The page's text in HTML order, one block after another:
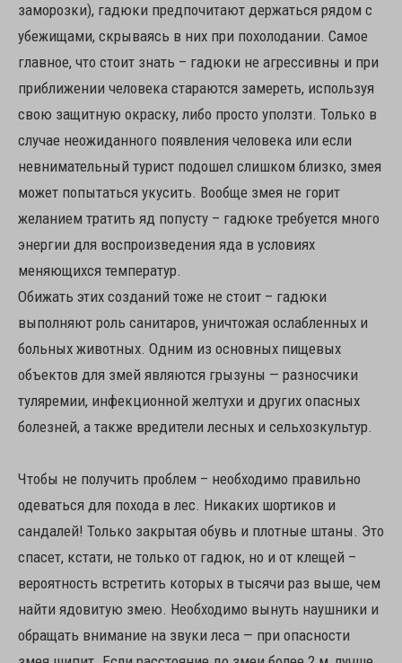
заморозки), гадюки предпочитают держаться рядом с
убежищами, скрываясь в них при похолодании. Самое
главное, что стоит знать – гадюки не агрессивны и при
приближении человека стараются замереть, используя
свою защитную окраску, либо просто уползти. Только в
случае неожиданного появления человека или если
невнимательный турист подошел слишком близко, змея
может попытаться укусить. Вообще змея не горит
желанием тратить яд попусту – гадюке требуется много
энергии для воспроизведения яда в условиях
меняющихся температур.
Обижать этих созданий тоже не стоит – гадюки
выполняют роль санитаров, уничтожая ослабленных и
больных животных. Одним из основных пищевых
объектов для змей являются грызуны — разносчики
туляремии, инфекционной желтухи и других опасных
болезней, а также вредители лесных и сельхозкультур.
Чтобы не получить проблем – необходимо правильно
одеваться для похода в лес. Никаких шортиков и
сандалей! Только закрытая обувь и плотные штаны. Это
спасет, кстати, не только от гадюк, но и от клещей –
вероятность встретить которых в тысячи раз выше, чем
найти ядовитую змею. Необходимо вынуть наушники и
обращать внимание на звуки леса — при опасности